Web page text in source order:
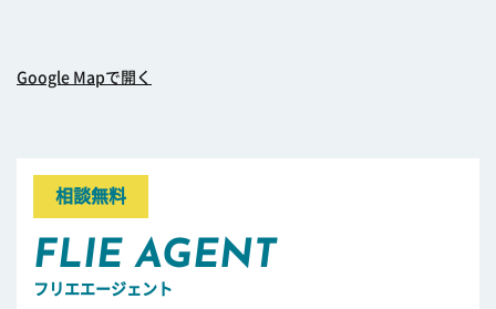
Google Mapで開く
相談無料
FLIE AGENT
フリエエージェント